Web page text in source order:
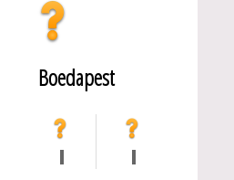
Boedapest